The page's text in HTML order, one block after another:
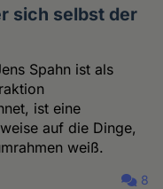
sich selbst der
Spahn ist als
ist eine
auf die Dinge,
weiß.
8